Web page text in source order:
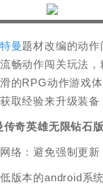
曼题材改编的动作
畅动作闯关玩法
的RPG动作游戏
取经验来升级装备
传奇英雄无限钻石版
络：避免强制更
版本的android系统